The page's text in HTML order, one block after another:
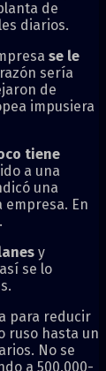
de
diarios.
se le
sería
de
impusiera
tiene
a una
una
empresa. En
y
se lo
para reducir
ruso hasta un
No se
a 500.000-